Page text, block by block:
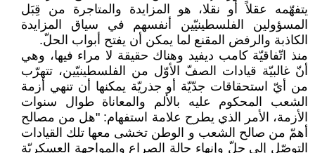
يتفهّمه عقلاً أو نقلا، هو المزايدة والمتاجرة من قِبَل
المسؤولين الفلسطينيّين أنفسهم في سياق المزايدة
الكاذبة والرفض المقنع لما يمكن أن يفتح أبواب الحلّ.
منذ اتّفاقيّة كامب ديفيد وهناك حقيقة لا مراء فيها، وهي
أنّ غالبيّة قيادات الصفّ الأوّل من الفلسطينيّين، تتهرّب
من أيّ استحقاقات جدّيّة أو جذريّة يمكنها أن تنهي أزمة
الشعب المحكوم عليه بالألم والمعاناة طوال سنوات
اﻷزمة، اﻷمر الذي يطرح علامة استفهام: "هل من مصالح
أهمّ من صالح الشعب و الوطن تخشى معها تلك القيادات
التوصّل إلى حلّ وإنهاء حالة الصراع والمواجهة العسكريّة